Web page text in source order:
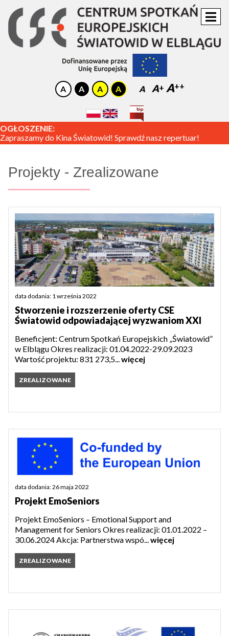
A A A
OGŁOSZENIE:
Zapraszamy do Kina Światowid! Sprawdź nasz repertuar!
Projekty - Zrealizowane
data dodania: 1 września 2022
Stworzenie i rozszerzenie oferty CSE
Światowid odpowiadającej wyzwaniom XXI
Beneficjent: Centrum Spotkań Europejskich „Światowid”
w Elblągu Okres realizacji: 01.04.2022-29.09.2023
Wartość projektu: 831 273,5... więcej
ZREALIZOWANE
data dodania: 26 maja 2022
Projekt EmoSeniors
Projekt EmoSeniors – Emotional Support and
Management for Seniors Okres realizacji: 01.01.2022 –
30.06.2024 Akcja: Partnerstwa wspó... więcej
ZREALIZOWANE